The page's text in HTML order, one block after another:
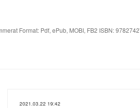
Format: Pdf, ePub, MOBI, FB2 ISBN:
2021.03.22 19:42